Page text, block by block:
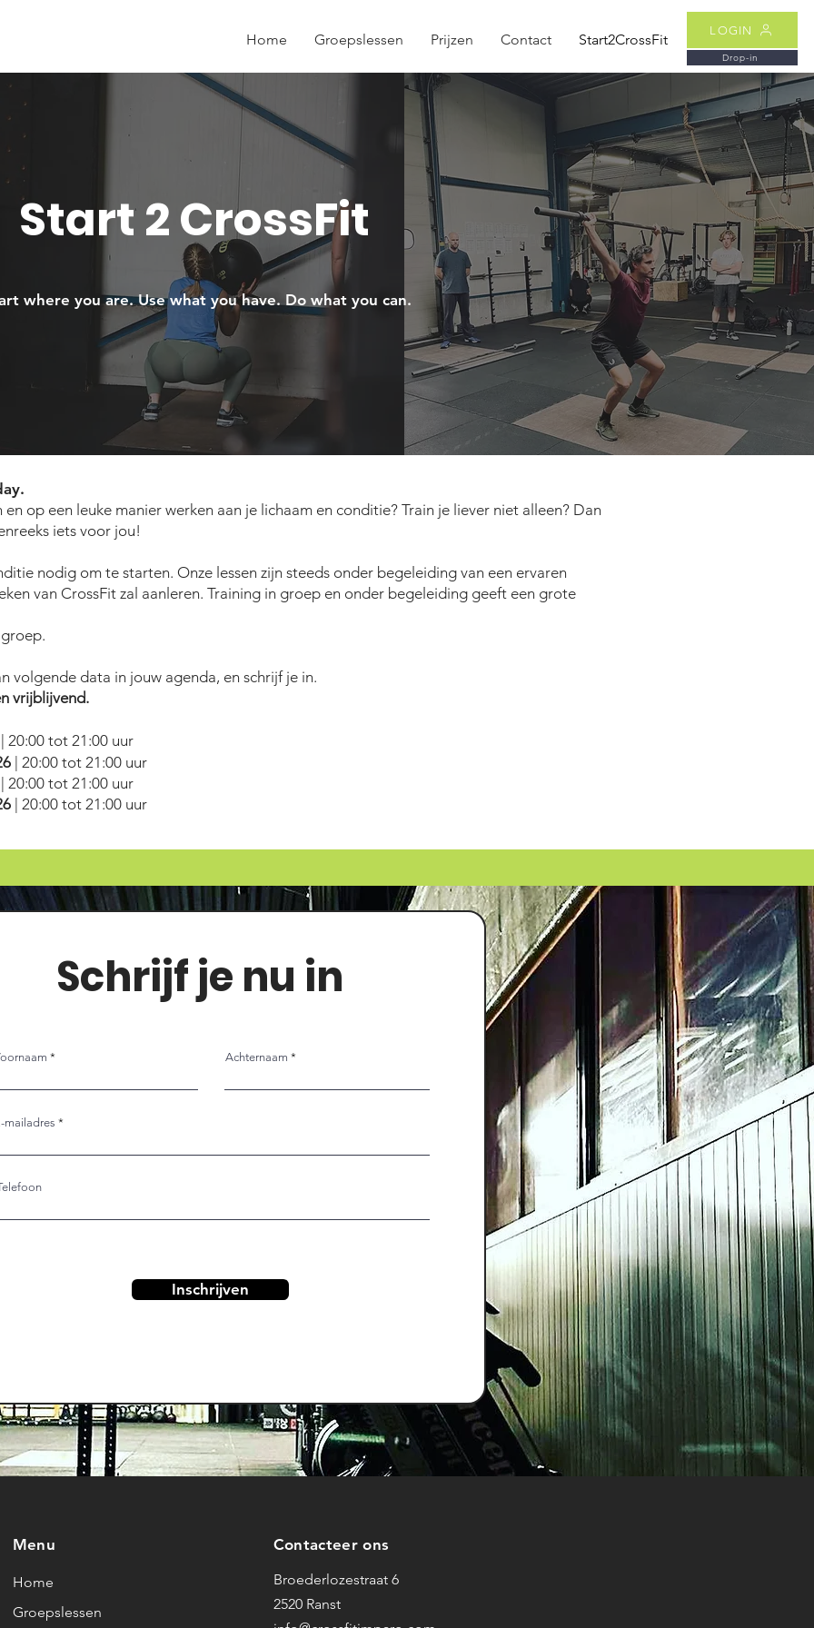
Home Groepslessen Prijzen Contact Start2CrossFit
LOGIN
Drop-in
Start 2 CrossFit
where you are. Use what you have. Do what you can.
op een leuke manier werken aan je lichaam en conditie? Train je liever niet alleen? Dan
iets voor jou!
nodig om te starten. Onze lessen zijn steeds onder begeleiding van een ervaren
van CrossFit zal aanleren. Training in groep en onder begeleiding geeft een grote
volgende data in jouw agenda, en schrijf je in.
vrijblijvend.
| 20:00 tot 21:00 uur
| 20:00 tot 21:00 uur
| 20:00 tot 21:00 uur
| 20:00 tot 21:00 uur
Schrijf je nu in
Achternaam
mailadres
Inschrijven
Menu
Home
Groepslessen
Contacteer ons
Broederlozestraat 6
2520 Ranst